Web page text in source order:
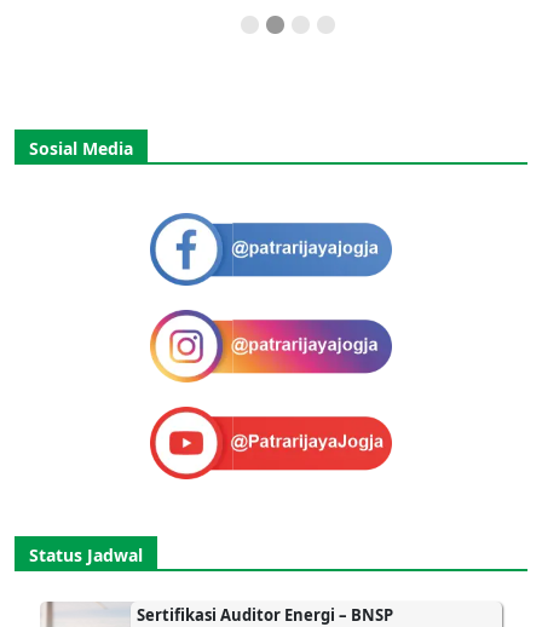
Sosial Media
Status Jadwal
Sertifikasi Auditor Energi – BNSP